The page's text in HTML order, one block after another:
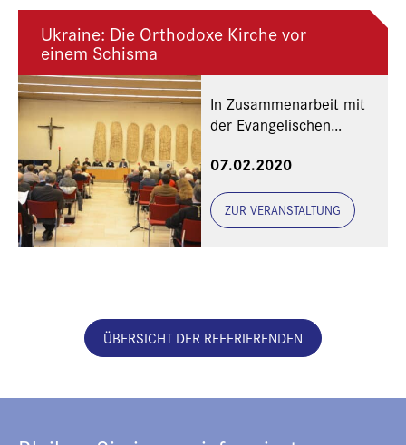
Ukraine: Die Orthodoxe Kirche vor
einem Schisma
In Zusammenarbeit mit
der Evangelischen
07.02.2020
ZUR VERANSTALTUNG
ÜBERSICHT DER REFERIERENDEN